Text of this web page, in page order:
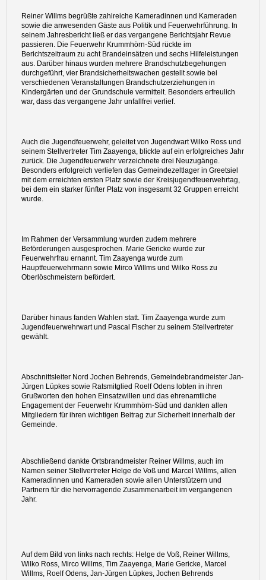
Reiner Willms begrüßte zahlreiche Kameradinnen und Kameraden
sowie die anwesenden Gäste aus Politik und Feuerwehrführung. In
seinem Jahresbericht ließ er das vergangene Berichtsjahr Revue
passieren. Die Feuerwehr Krummhörn-Süd rückte im
Berichtszeitraum zu acht Brandeinsätzen und sechs Hilfeleistungen
aus. Darüber hinaus wurden mehrere Brandschutzbegehungen
durchgeführt, vier Brandsicherheitswachen gestellt sowie bei
verschiedenen Veranstaltungen Brandschutzerziehungen in
Kindergärten und der Grundschule vermittelt. Besonders erfreulich
war, dass das vergangene Jahr unfallfrei verlief.
Auch die Jugendfeuerwehr, geleitet von Jugendwart Wilko Ross und
seinem Stellvertreter Tim Zaayenga, blickte auf ein erfolgreiches Jahr
zurück. Die Jugendfeuerwehr verzeichnete drei Neuzugänge.
Besonders erfolgreich verliefen das Gemeindezeltlager in Greetsiel
mit dem erreichten ersten Platz sowie der Kreisjugendfeuerwehrtag,
bei dem ein starker fünfter Platz von insgesamt 32 Gruppen erreicht
wurde.
Im Rahmen der Versammlung wurden zudem mehrere
Beförderungen ausgesprochen. Marie Gericke wurde zur
Feuerwehrfrau ernannt. Tim Zaayenga wurde zum
Hauptfeuerwehrmann sowie Mirco Willms und Wilko Ross zu
Oberlöschmeistern befördert.
Darüber hinaus fanden Wahlen statt. Tim Zaayenga wurde zum
Jugendfeuerwehrwart und Pascal Fischer zu seinem Stellvertreter
gewählt.
Abschnittsleiter Nord Jochen Behrends, Gemeindebrandmeister Jan-
Jürgen Lüpkes sowie Ratsmitglied Roelf Odens lobten in ihren
Grußworten den hohen Einsatzwillen und das ehrenamtliche
Engagement der Feuerwehr Krummhörn-Süd und dankten allen
Mitgliedern für ihren wichtigen Beitrag zur Sicherheit innerhalb der
Gemeinde.
Abschließend dankte Ortsbrandmeister Reiner Willms, auch im
Namen seiner Stellvertreter Helge de Voß und Marcel Willms, allen
Kameradinnen und Kameraden sowie allen Unterstützern und
Partnern für die hervorragende Zusammenarbeit im vergangenen
Jahr.
Auf dem Bild von links nach rechts: Helge de Voß, Reiner Willms,
Wilko Ross, Mirco Willms, Tim Zaayenga, Marie Gericke, Marcel
Willms, Roelf Odens, Jan-Jürgen Lüpkes, Jochen Behrends